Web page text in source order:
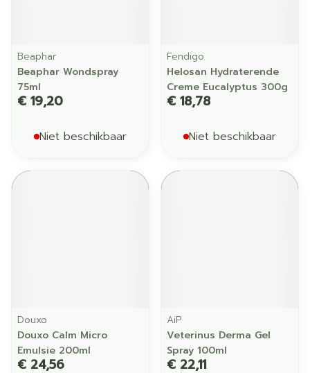
Beaphar
Beaphar Wondspray
75ml
€ 19,20
Niet beschikbaar
Fendigo
Helosan Hydraterende
Creme Eucalyptus 300g
€ 18,78
Niet beschikbaar
Douxo
Douxo Calm Micro
Emulsie 200ml
€ 24,56
AiP
Veterinus Derma Gel
Spray 100ml
€ 22,11